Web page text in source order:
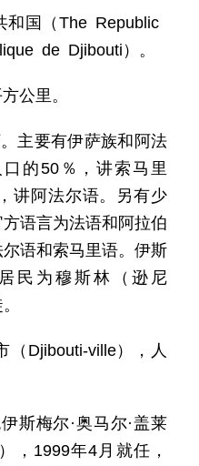
和国（The Republic
de Djibouti）。
公里。
主要有伊萨族和阿法
的50％，讲索马里
讲阿法尔语。另有少
语言为法语和阿拉伯
语和索马里语。伊斯
民为穆斯林（逊尼
（Djibouti-ville），人
斯梅尔·奥马尔·盖莱
，1999年4月就任，